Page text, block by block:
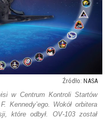
NASA
w Centrum Kontroli Startów
Kennedy’ego. Wokół orbitera
które odbył. OV-103 został